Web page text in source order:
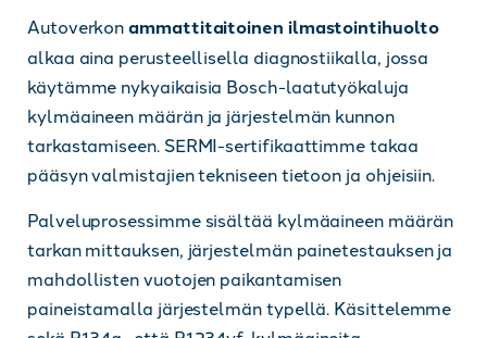
Autoverkonammattitaitoinen ilmastointihuolto
alkaa aina perusteellisella diagnostiikalla, jossa
käytämme nykyaikaisia Bosch-laatutyökaluja
kylmäaineen määrän ja järjestelmän kunnon
tarkastamiseen. SERMI-sertifikaattimme takaa
pääsyn valmistajien tekniseen tietoon ja ohjeisiin.
Palveluprosessimme sisältää kylmäaineen määrän
tarkan mittauksen, järjestelmän painetestauksen ja
mahdollisten vuotojen paikantamisen
paineistamalla järjestelmän typellä. Käsittelemme